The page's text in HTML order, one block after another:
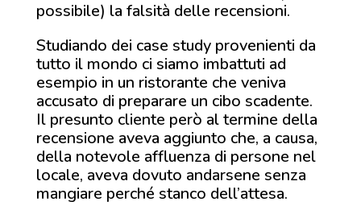
possibile) la falsità delle recensioni.
Studiando dei case study provenienti da
tutto il mondo ci siamo imbattuti ad
esempio in un ristorante che veniva
accusato di preparare un cibo scadente.
Il presunto cliente però al termine della
recensione aveva aggiunto che, a causa,
della notevole affluenza di persone nel
locale, aveva dovuto andarsene senza
mangiare perché stanco dell’attesa.